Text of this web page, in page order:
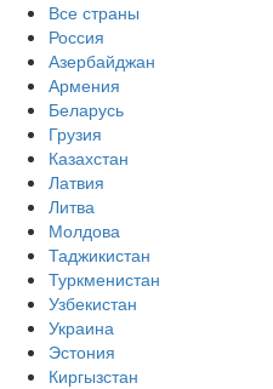
Все страны
Россия
Азербайджан
Армения
Беларусь
Грузия
Казахстан
Латвия
Литва
Молдова
Таджикистан
Туркменистан
Узбекистан
Украина
Эстония
Киргызстан